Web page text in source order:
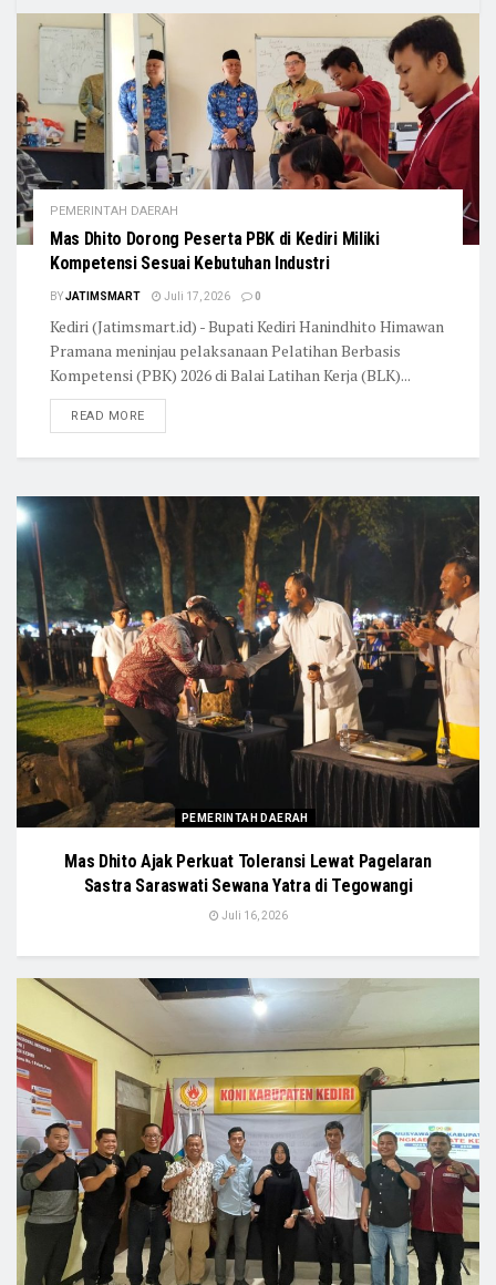
PEMERINTAH DAERAH
Mas Dhito Dorong Peserta PBK di Kediri Miliki
Kompetensi Sesuai Kebutuhan Industri
BYJATIMSMART Juli 17, 2026 0
Kediri (Jatimsmart.id) - Bupati Kediri Hanindhito Himawan
Pramana meninjau pelaksanaan Pelatihan Berbasis
Kompetensi (PBK) 2026 di Balai Latihan Kerja (BLK)...
READ MORE
PEMERINTAH DAERAH
Mas Dhito Ajak Perkuat Toleransi Lewat Pagelaran
Sastra Saraswati Sewana Yatra di Tegowangi
Juli 16, 2026